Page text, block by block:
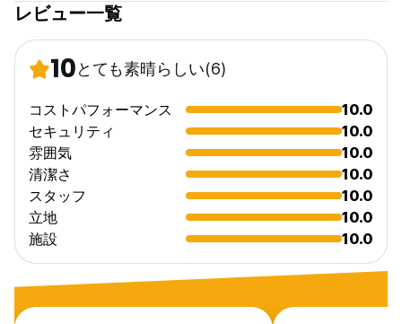
レビュー一覧
10とても素晴らしい(6)
コストパフォーマンス
10.0
セキュリティ
10.0
雰囲気
10.0
清潔さ
10.0
スタッフ
10.0
立地
10.0
施設
10.0